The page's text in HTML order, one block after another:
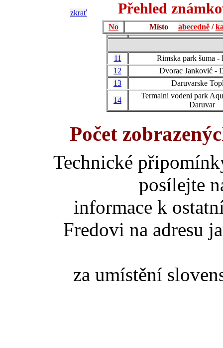
zkrať Přehled
No Místo abecedně/
11
Rimska park šuma -
12
Dvorac Janković -
13
Daruvarske
14
Termalni vodeni park
Daruvar
Počet
Technické
posílejte
informace k
Fredovi na adresu
za umístění